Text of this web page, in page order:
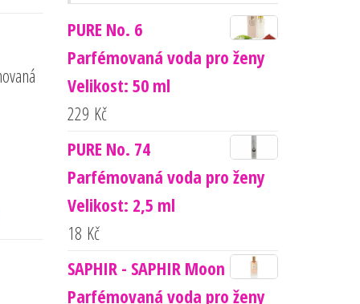
PURE No. 6
Parfémovaná voda pro ženy
Velikost: 50 ml
229 Kč
PURE No. 74
Parfémovaná voda pro ženy
Velikost: 2,5 ml
18 Kč
SAPHIR - SAPHIR Moon
Parfémovaná voda pro ženy